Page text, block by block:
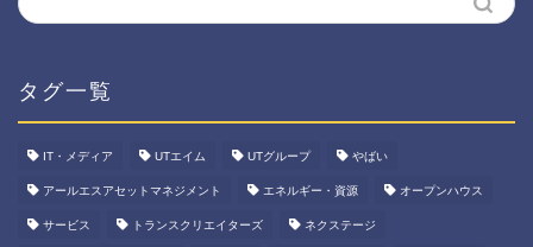
タグ一覧
IT・メディア UTエイム UTグループ やばい
アールエスアセットマネジメント エネルギー・資源 オープンハウス
サービス トランスクリエイターズ ネクステージ